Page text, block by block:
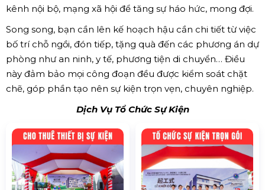
kênh nội bộ, mạng xã hội để tăng sự háo hức, mong đợi.
Song song, bạn cần lên kế hoạch hậu cần chi tiết từ việc
bố trí chỗ ngồi, đón tiếp, tặng quà đến các phương án dự
phòng như an ninh, y tế, phương tiện di chuyển… Điều
này đảm bảo mọi công đoạn đều được kiểm soát chặt
chẽ, góp phần tạo nên sự kiện trọn vẹn, chuyên nghiệp.
Dịch Vụ Tổ Chức Sự Kiện